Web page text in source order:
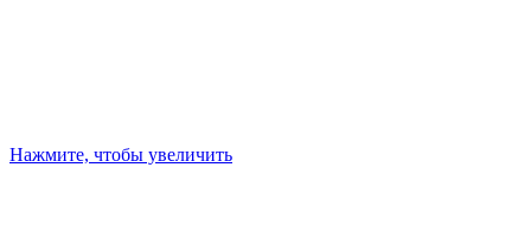
Нажмите, чтобы увеличить